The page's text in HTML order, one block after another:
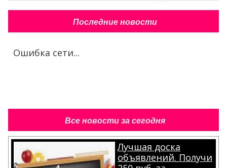
Последние новости
Ошибка сети...
Все новости за сегодня
Лучшая доска
объявлений. Получи